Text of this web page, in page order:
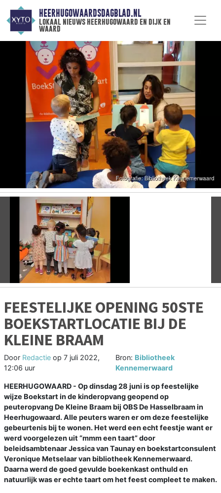
HEERHUGOWAARDSDAGBLAD.NL
lokaal nieuws heerhugowaard en dijk en
waard
Vorige
FEESTELIJKE OPENING 50STE
BOEKSTARTLOCATIE BIJ DE
KLEINE BRAAM
Door Redactie op 7 juli 2022,
12:06 uur
Bron: Bibliotheek
Kennemerwaard
HEERHUGOWAARD - Op dinsdag 28 juni is op feestelijke
wijze Boekstart in de kinderopvang geopend op
peuteropvang De Kleine Braam bij OBS De Hasselbraam in
Heerhugowaard. Alle peuters waren er om deze feestelijke
gebeurtenis bij te wonen. Het werd een echt feestje want er
werd voorgelezen uit “mmm een taart” door
beleidsambtenaar Jessica van Taunay en boekstartconsulent
Veronique Metselaar van bibliotheek Kennemerwaard.
Daarna werd de goed gevulde boekenkast onthuld en
natuurlijk was er echte taart om het feest compleet te maken.